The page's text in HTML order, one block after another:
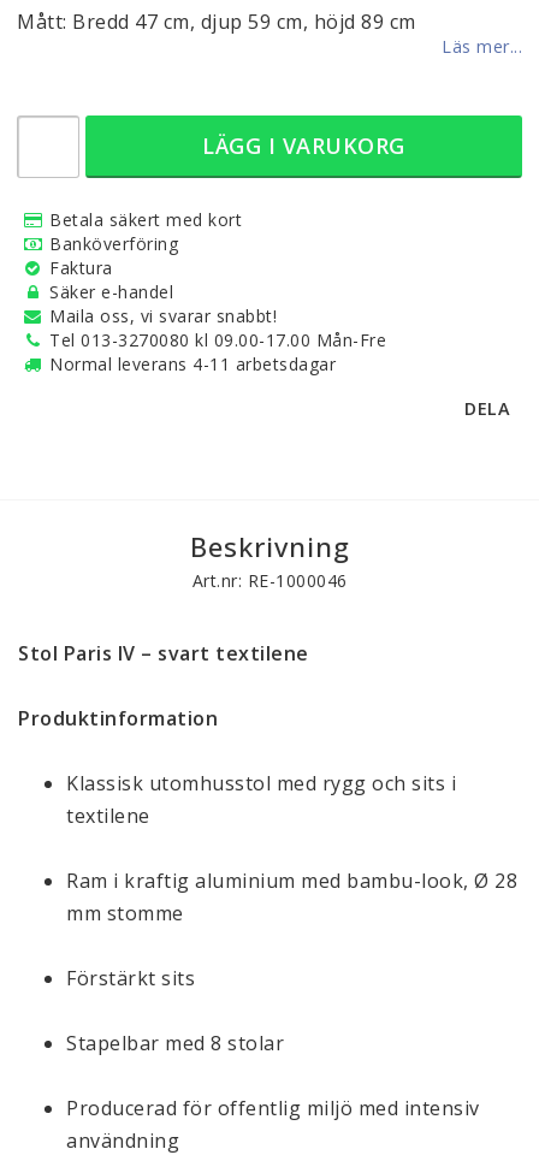
Mått: Bredd 47 cm, djup 59 cm, höjd 89 cm
Läs mer...
LÄGG I VARUKORG
Betala säkert med kort
Banköverföring
Faktura
Säker e-handel
Maila oss, vi svarar snabbt!
Tel 013-3270080 kl 09.00-17.00 Mån-Fre
Normal leverans 4-11 arbetsdagar
DELA
Beskrivning
Art.nr: RE-1000046
Stol Paris IV – svart textilene
Produktinformation
Klassisk utomhusstol med rygg och sits i
textilene
Ram i kraftig aluminium med bambu-look, Ø 28
mm stomme
Förstärkt sits
Stapelbar med 8 stolar
Producerad för offentlig miljö med intensiv
användning